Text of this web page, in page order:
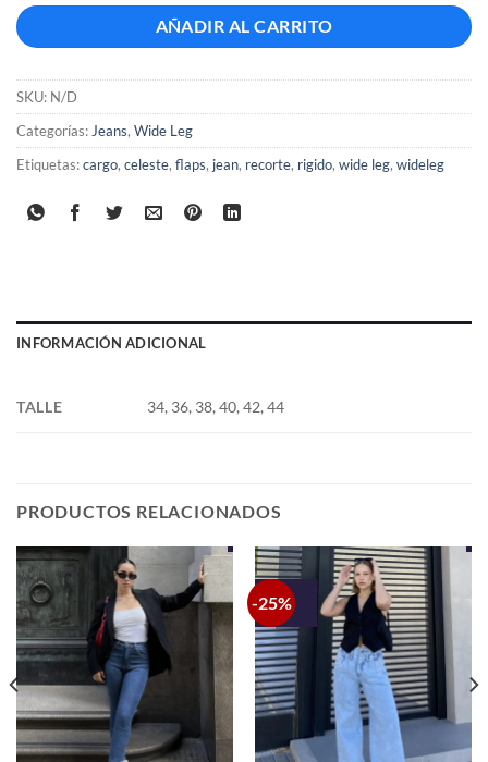
AÑADIR AL CARRITO
SKU: N/D
Categorías:Jeans, Wide Leg
Etiquetas:cargo, celeste, flaps, jean, recorte, rigido, wide leg, wideleg
INFORMACIÓN ADICIONAL
TALLE 34, 36, 38, 40, 42, 44
PRODUCTOS RELACIONADOS
-25%